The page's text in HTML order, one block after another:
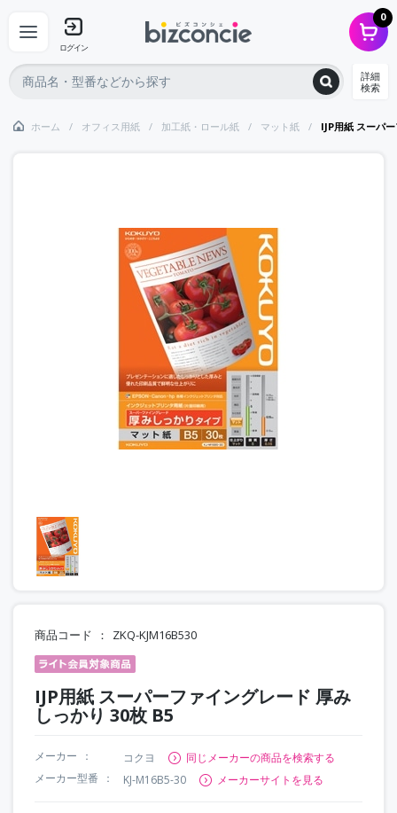
ログイン
0
詳細
検索
ホーム オフィス用紙 加工紙・ロール紙 マット紙 IJP用紙 スーパ
商品コード ZKQ-KJM16B530
IJP用紙 スーパーファイングレード 厚み
しっかり 30枚 B5
メーカー コクヨ
同じメーカーの商品を検索する
メーカー型番
KJ-M16B5-30 メーカーサイトを見る